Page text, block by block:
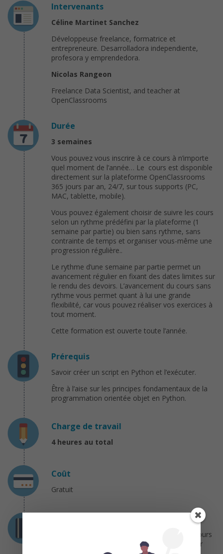
Intervenants
Céline Martinet Sanchez
Développeuse freelance, formatrice et
entrepreneure. Desarrolladora independiente,
profesora y emprendedora.
Nicolas Rangeon
Freelance Data Scientist, and teacher at
OpenClassrooms
Durée
3 semaines
Vous pouvez vous inscrire à ce cours à n’importe
quel moment de l’année… Le cours est disponible
directement sur la plateforme OpenClassrooms
365 jours par an, 24/7, sur tous supports (PC,
MAC, tablette, mobile).
Vous pouvez également choisir de suivre les cours
selon un rythme prédéfini par la plateforme (1
semaine par partie) ou bien sans rythme, sans
contrainte de temps et organiser vous-même une
progression régulière..
Le rythme d’une semaine par partie permet un
avancement régulier en fixant des dates limites sur
le rendu des devoirs. L’avancement du cours sans
rythme vous permet quant à lui une grande
flexibilité, car vous pouvez réaliser vos exercices à
tout moment.
Cette formation est ouverte toute l’année.
Prérequis
Savoir créer un script en Python et l’exécuter.
Être à l’aise sur les principes fondamentaux de la
programmation orientée objet en Python.
Charge de travail
4 heures au total
Coût
Gratuit
Vous devez compléter tous les exercices du cours
et obtenir une note finale d’au moins 70% pour